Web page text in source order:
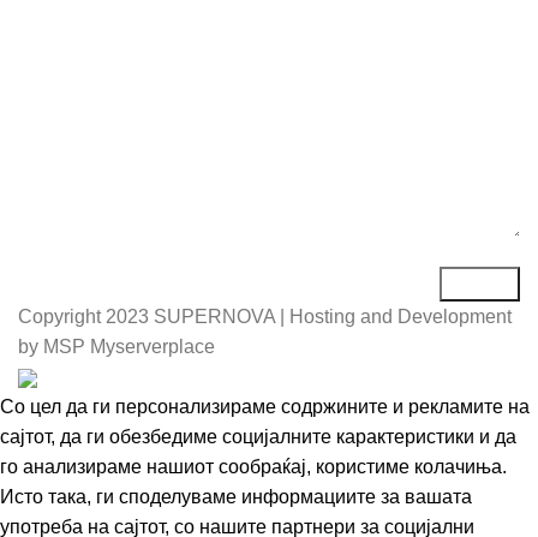
Copyright 2023 SUPERNOVA | Hosting and Development
by MSP Myserverplace
Со цел да ги персонализираме содржините и рекламите на
сајтот, да ги обезбедиме социјалните карактеристики и да
го анализираме нашиот сообраќај, користиме колачиња.
Исто така, ги споделуваме информациите за вашата
употреба на сајтот, со нашите партнери за социјални